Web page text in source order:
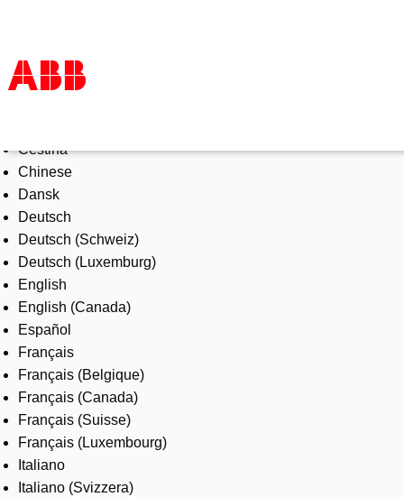
Products & Solutions
Industries
Services
About us
Where to buy
Contact us
Careers
Čeština
Chinese
Dansk
Deutsch
Deutsch (Schweiz)
Deutsch (Luxemburg)
English
English (Canada)
Español
Français
Français (Belgique)
Français (Canada)
Français (Suisse)
Français (Luxembourg)
Italiano
Italiano (Svizzera)